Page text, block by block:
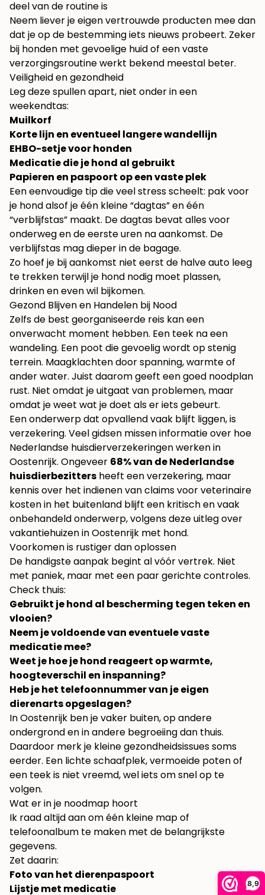
8,9
deel van de routine is
Neem liever je eigen vertrouwde producten mee dan
dat je op de bestemming iets nieuws probeert. Zeker
bij honden met gevoelige huid of een vaste
verzorgingsroutine werkt bekend meestal beter.
Veiligheid en gezondheid
Leg deze spullen apart, niet onder in een
weekendtas:
Muilkorf
Korte lijn en eventueel langere wandellijn
EHBO-setje voor honden
Medicatie die je hond al gebruikt
Papieren en paspoort op een vaste plek
Een eenvoudige tip die veel stress scheelt: pak voor
je hond alsof je één kleine “dagtas” en één
“verblijfstas” maakt. De dagtas bevat alles voor
onderweg en de eerste uren na aankomst. De
verblijfstas mag dieper in de bagage.
Zo hoef je bij aankomst niet eerst de halve auto leeg
te trekken terwijl je hond nodig moet plassen,
drinken en even wil bijkomen.
Gezond Blijven en Handelen bij Nood
Zelfs de best georganiseerde reis kan een
onverwacht moment hebben. Een teek na een
wandeling. Een poot die gevoelig wordt op stenig
terrein. Maagklachten door spanning, warmte of
ander water. Juist daarom geeft een goed noodplan
rust. Niet omdat je uitgaat van problemen, maar
omdat je weet wat je doet als er iets gebeurt.
Een onderwerp dat opvallend vaak blijft liggen, is
verzekering. Veel gidsen missen informatie over hoe
Nederlandse huisdierverzekeringen werken in
Oostenrijk. Ongeveer 68% van de Nederlandse
huisdierbezitters heeft een verzekering, maar
kennis over het indienen van claims voor veterinaire
kosten in het buitenland blijft een kritisch en vaak
onbehandeld onderwerp, volgensdeze uitleg over
vakantiehuizen in Oostenrijk met hond.
Voorkomen is rustiger dan oplossen
De handigste aanpak begint al vóór vertrek. Niet
met paniek, maar met een paar gerichte controles.
Check thuis:
Gebruikt je hond al bescherming tegen teken en
vlooien?
Neem je voldoende van eventuele vaste
medicatie mee?
Weet je hoe je hond reageert op warmte,
hoogteverschil en inspanning?
Heb je het telefoonnummer van je eigen
dierenarts opgeslagen?
In Oostenrijk ben je vaker buiten, op andere
ondergrond en in andere begroeiing dan thuis.
Daardoor merk je kleine gezondheidsissues soms
eerder. Een lichte schaafplek, vermoeide poten of
een teek is niet vreemd, wel iets om snel op te
volgen.
Wat er in je noodmap hoort
Ik raad altijd aan om één kleine map of
telefoonalbum te maken met de belangrijkste
gegevens.
Zet daarin:
Foto van het dierenpaspoort
Lijstje met medicatie